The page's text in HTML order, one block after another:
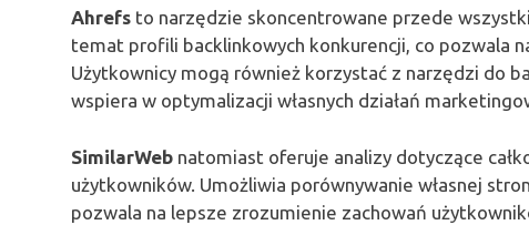
Ahrefs to narzędzie skoncentrowane przede
temat profili backlinkowych konkurencji, co pozwala
Użytkownicy mogą również korzystać z narzędzi do
wspiera w optymalizacji własnych działań
SimilarWeb natomiast oferuje analizy dotyczące
użytkowników. Umożliwia porównywanie własnej
pozwala na lepsze zrozumienie zachowań